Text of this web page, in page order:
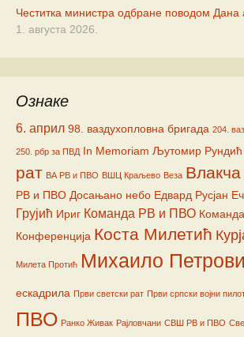
Честитка министра одбране поводом Дана
1. августа 2026.
Ознаке
6. април 98. ваздухопловна бригада 204.
250. рбр за ПВД In Memoriam Љутомир Рундић
рат ВА РВ и ПВО ВШЦ Краљево Веза Влакча
РВ и ПВО Досањано небо Едвард Русјан
Грујић Ириг Команда РВ и ПВО
Конференција Коста Милетић
Милета Протић Михаило
ескадрила Први светски рат Први српски војни
ПВО Ранко Живак Рајловчани СВШ РВ и ПВО